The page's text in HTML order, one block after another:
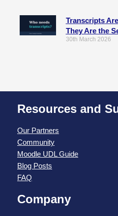
Transcripts
They Are the
30th March 2026
Resources and
Our Partners
Community
Moodle UDL Guide
Blog Posts
FAQ
Company